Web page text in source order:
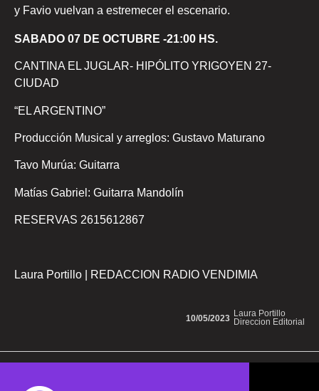
y Favio vuelvan a estremecer el escenario.
SABADO 07 DE OCTUBRE -21:00 HS.
CANTINA EL JUGLAR- HIPÓLITO YRIGOYEN 27-
CIUDAD
“EL ARGENTINO”
Producción Musical y arreglos: Gustavo Maturano
Tavo Murúa: Guitarra
Matías Gabriel: Guitarra Mandolín
RESERVAS 2615612867
Laura Portillo | REDACCION RADIO VENDIMIA
Laura Portillo
Direccion Editorial
10/05/2023